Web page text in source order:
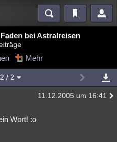
Mystery Kriminalfälle
Technologie
bei Astralreisen
Mehr
2 / 2
11.12.2005 um 16:41
Wort! :o